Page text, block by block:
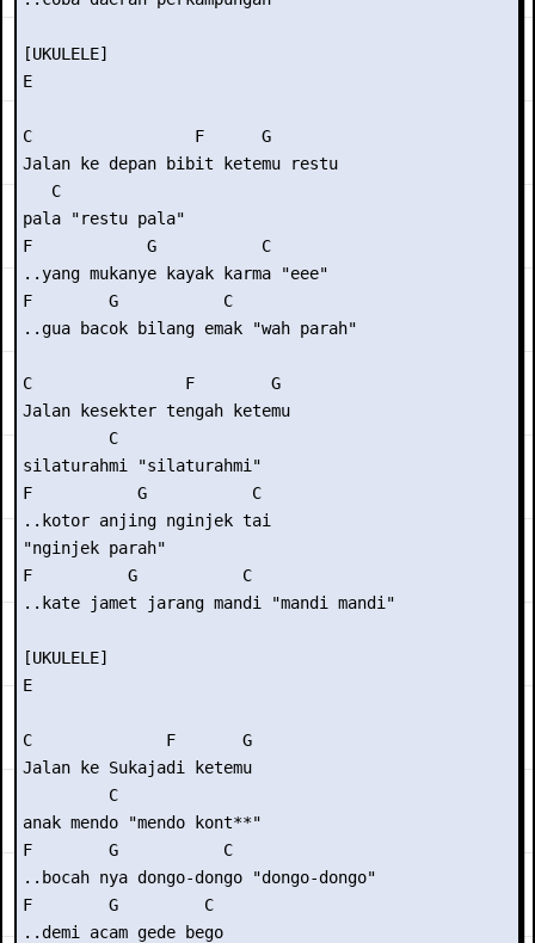
[UKULELE]
E
C                 F      G
Jalan ke depan bibit ketemu restu
   C
pala "restu pala"
F            G           C
..yang mukanye kayak karma "eee"
F        G           C
..gua bacok bilang emak "wah parah"
C                F        G
Jalan kesekter tengah ketemu
         C
silaturahmi "silaturahmi"
F           G           C
..kotor anjing nginjek tai
"nginjek parah"
F          G           C
..kate jamet jarang mandi "mandi mandi"
[UKULELE]
E
C              F       G
Jalan ke Sukajadi ketemu
         C
anak mendo "mendo kont**"
F        G           C
..bocah nya dongo-dongo "dongo-dongo"
F        G         C
..demi acam gede bego